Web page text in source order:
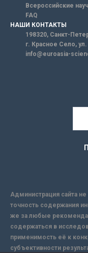
Всероссийские
FAQ
НАШИ КОНТАКТЫ
198320, Санкт-
г. Красное Село,
info@euroasia-
Администрация сайта не
точность содержания
же за любые
содержаться в
применимость её к
субъективности